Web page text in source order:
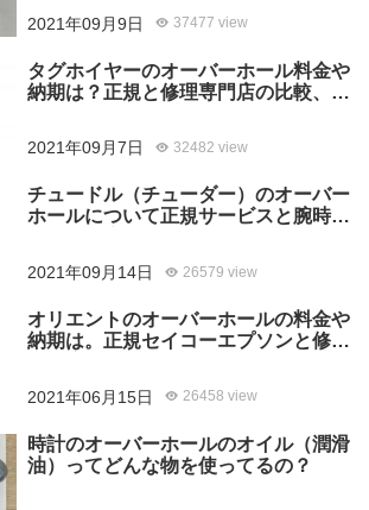
2021年09月9日 37477 view
タグホイヤーのオーバーホール料金や
納期は？正規と修理専門店の比較、ど
2021年09月7日 32482 view
チュードル（チューダー）のオーバー
ホールについて正規サービスと腕時計
2021年09月14日 26579 view
オリエントのオーバーホールの料金や
納期は。正規セイコーエプソンと修理
2021年06月15日 26458 view
時計のオーバーホールのオイル（潤滑
油）ってどんな物を使ってるの？